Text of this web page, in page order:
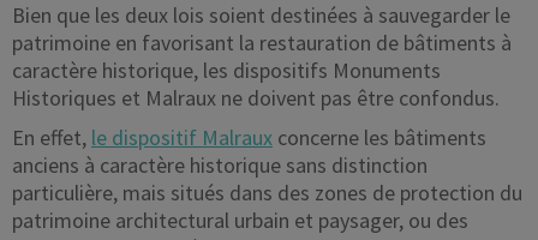
Bien que les deux lois soient destinées à sauvegarder le
patrimoine en favorisant la restauration de bâtiments à
caractère historique, les dispositifs Monuments
Historiques et Malraux ne doivent pas être confondus.
En effet, le dispositif Malraux concerne les bâtiments
anciens à caractère historique sans distinction
particulière, mais situés dans des zones de protection du
patrimoine architectural urbain et paysager, ou des